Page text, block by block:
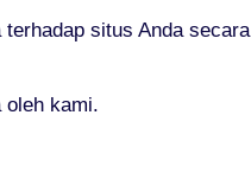
situs Anda secara
oleh kami.